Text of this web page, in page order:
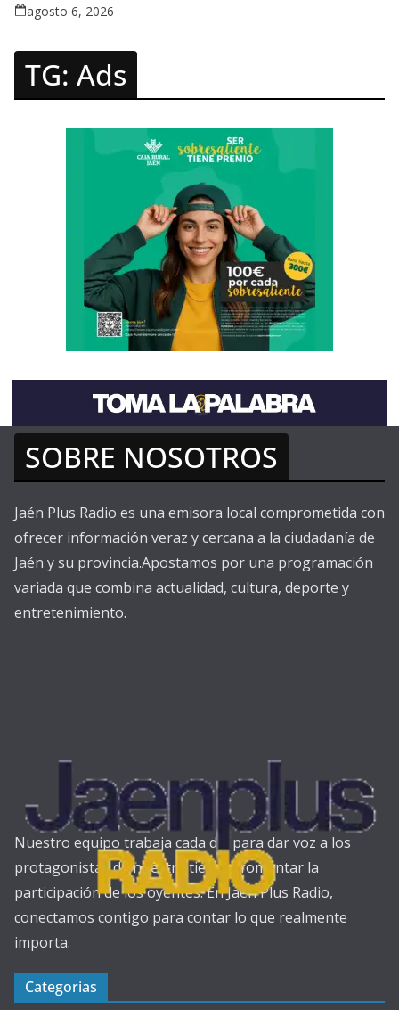
agosto 6, 2026
TG: Ads
SOBRE NOSOTROS
Jaén Plus Radio es una emisora local comprometida con
ofrecer información veraz y cercana a la ciudadanía de
Jaén y su provincia.Apostamos por una programación
variada que combina actualidad, cultura, deporte y
entretenimiento.
Nuestro equipo trabaja cada día para dar voz a los
protagonistas de nuestra tierra y fomentar la
participación de los oyentes. En Jaén Plus Radio,
conectamos contigo para contar lo que realmente
importa.
Categorias